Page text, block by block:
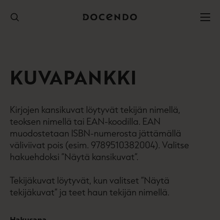
sisältöön
KUVAPANKKI
Kirjojen kansikuvat löytyvät tekijän nimellä,
teoksen nimellä tai EAN-koodilla. EAN
muodostetaan ISBN-numerosta jättämällä
väliviivat pois (esim. 9789510382004). Valitse
hakuehdoksi ”Näytä kansikuvat”.
Tekijäkuvat löytyvät, kun valitset ”Näytä
tekijäkuvat” ja teet haun tekijän nimellä.